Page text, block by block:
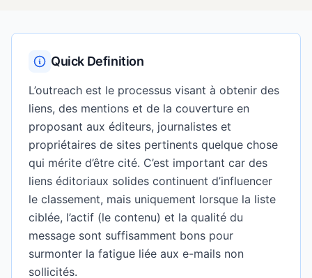
Quick Definition
L’outreach est le processus visant à obtenir des
liens, des mentions et de la couverture en
proposant aux éditeurs, journalistes et
propriétaires de sites pertinents quelque chose
qui mérite d’être cité. C’est important car des
liens éditoriaux solides continuent d’influencer
le classement, mais uniquement lorsque la liste
ciblée, l’actif (le contenu) et la qualité du
message sont suffisamment bons pour
surmonter la fatigue liée aux e-mails non
sollicités.